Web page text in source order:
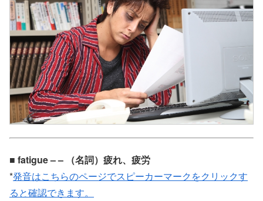
■ fatigue – – （名詞）疲れ、疲労
*発音はこちらのページでスピーカーマークをクリックす
ると確認できます。